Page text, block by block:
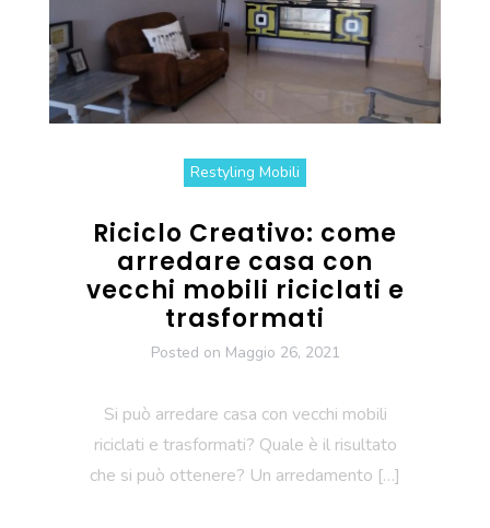
Restyling Mobili
Riciclo Creativo: come
arredare casa con
vecchi mobili riciclati e
trasformati
Posted on Maggio 26, 2021
Si può arredare casa con vecchi mobili
riciclati e trasformati? Quale è il risultato
che si può ottenere? Un arredamento […]